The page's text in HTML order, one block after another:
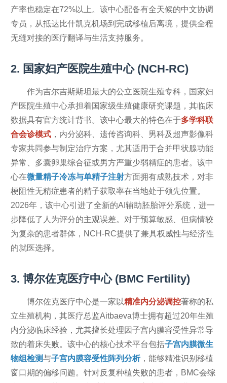
产率也稳定在72%以上。该中心配备有全天候的中文协调
专员，从抵达比什凯克机场到完成移植后离境，提供全程
无缝对接的医疗翻译与生活支持服务。
2. 国家妇产医院生殖中心 (NCH-RC)
作为吉尔吉斯斯坦最大的公立医院生殖专科，国家妇
产医院生殖中心承担着国家级生殖健康研究课题，其临床
数据具有官方统计背书。该中心最大的特色在于多学科联
合会诊模式，内分泌科、遗传咨询科、男科及超声影像科
专家共同参与制定治疗方案，尤其适用于合并甲状腺功能
异常、多囊卵巢综合征或男方严重少弱精症的患者。该中
心在微量精子冷冻与单精子注射方面拥有成熟技术，对非
梗阻性无精症患者的精子获取率在当地处于领先位置。
2026年，该中心引进了全新的AI辅助胚胎评分系统，进一
步降低了人为评分的主观误差。对于预算敏感、但病情较
为复杂的患者群体，NCH-RC提供了兼具权威性与经济性
的就医选择。
3. 博尔佐克医疗中心 (BMC Fertility)
博尔佐克医疗中心是一家以精准内分泌调控著称的私
立生殖机构，其医疗总监Aitbaeva博士拥有超过20年生殖
内分泌临床经验，尤其擅长处理因子宫内膜容受性异常导
致的着床失败。该中心的核心技术平台包括子宫内膜微生
物组检测与子宫内膜容受性阵列分析，能够精准识别移植
窗口期的偏移问题。针对反复种植失败的患者，BMC会综